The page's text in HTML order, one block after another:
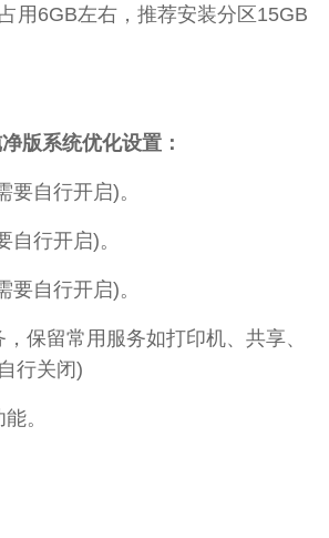
用6GB左右，推荐安装分区15GB
版系统优化设置：
要自行开启)。
自行开启)。
要自行开启)。
保留常用服务如打印机、共享、
行关闭)
。